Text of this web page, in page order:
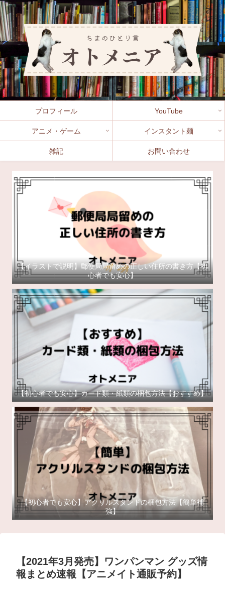
プロフィール YouTube
アニメ・ゲーム インスタント麺
雑記 お問い合わせ
【イラストで説明】郵便局局留めの正しい住所の書き方【初
心者でも安心】
【初心者でも安心】カード類・紙類の梱包方法【おすすめ】
【初心者でも安心】アクリルスタンドの梱包方法【簡単補
強】
【2021年3月発売】ワンパンマン グッズ情
報まとめ速報【アニメイト通販予約】